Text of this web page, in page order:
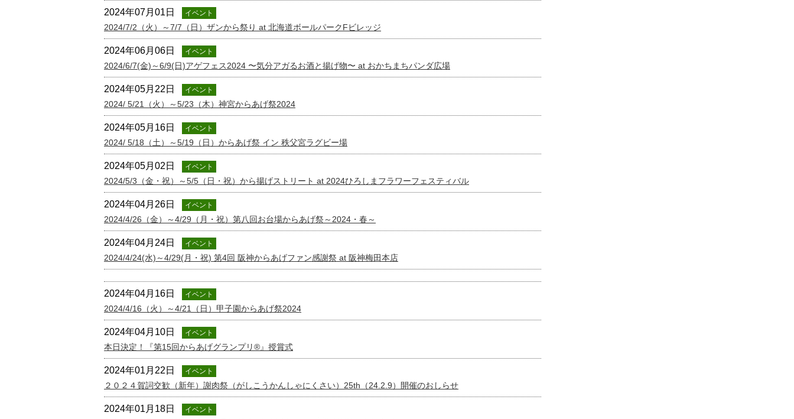
2024年07月01日
イベント
2024/7/2（火）～7/7（日）ザンから祭り at 北海道ボールパークFビレッジ
2024年06月06日
イベント
2024/6/7(金)～6/9(日)アゲフェス2024 〜気分アガるお酒と揚げ物〜 at おかちまちパンダ広場
2024年05月22日
イベント
2024/ 5/21（火）～5/23（木）神宮からあげ祭2024
2024年05月16日
イベント
2024/ 5/18（土）～5/19（日）からあげ祭 イン 秩父宮ラグビー場
2024年05月02日
イベント
2024/5/3（金・祝）～5/5（日・祝）から揚げストリート at 2024ひろしまフラワーフェスティバル
2024年04月26日
イベント
2024/4/26（金）～4/29（月・祝）第八回お台場からあげ祭～2024・春～
2024年04月24日
イベント
2024/4/24(水)～4/29(月・祝) 第4回 阪神からあげファン感謝祭 at 阪神梅田本店
2024年04月16日
イベント
2024/4/16（火）～4/21（日）甲子園からあげ祭2024
2024年04月10日
イベント
本日決定！『第15回からあげグランプリ®』授賞式
2024年01月22日
イベント
２０２４賀詞交歓（新年）謝肉祭（がしこうかんしゃにくさい）25th（24.2.9）開催のおしらせ
2024年01月18日
イベント